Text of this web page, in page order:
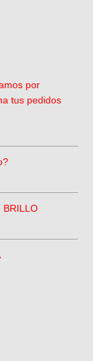
por
tus pedidos
BRILLO